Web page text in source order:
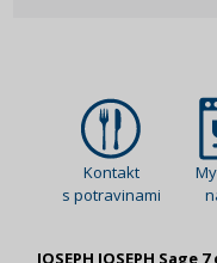
Kontakt
s potravinami
JOSEPH JOSEPH